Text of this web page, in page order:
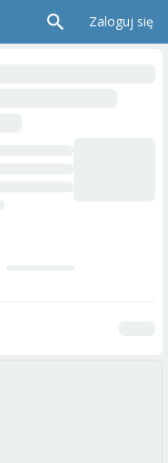
Zaloguj się